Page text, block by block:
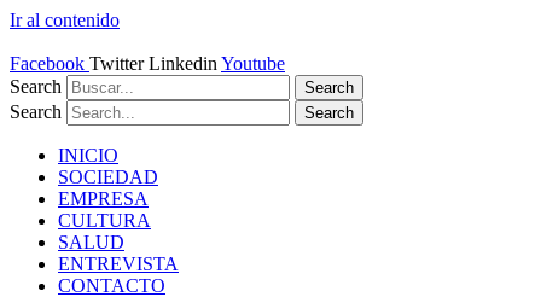
Ir al contenido
Facebook Twitter Linkedin Youtube
Search
Search
Search Search
INICIO
SOCIEDAD
EMPRESA
CULTURA
SALUD
ENTREVISTA
CONTACTO